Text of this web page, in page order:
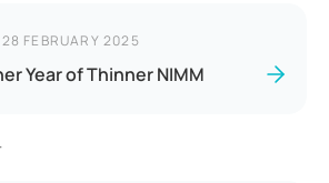
28 FEBRUARY 2025
Year of Thinner NIMM